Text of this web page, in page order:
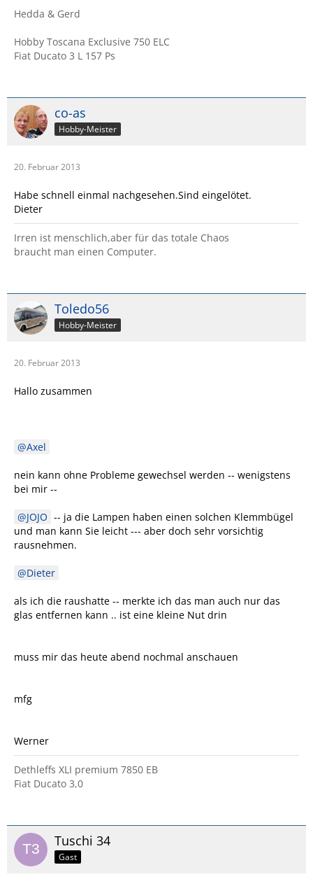
Hedda & Gerd
Hobby Toscana Exclusive 750 ELC
Fiat Ducato 3 L 157 Ps
co-as
Hobby-Meister
20. Februar 2013
Habe schnell einmal nachgesehen.Sind eingelötet.
Dieter
Irren ist menschlich,aber für das totale Chaos
braucht man einen Computer.
Toledo56
Hobby-Meister
20. Februar 2013
Hallo zusammen
Axel
nein kann ohne Probleme gewechsel werden -- wenigstens
bei mir --
JOJO -- ja die Lampen haben einen solchen Klemmbügel
und man kann Sie leicht --- aber doch sehr vorsichtig
rausnehmen.
Dieter
als ich die raushatte -- merkte ich das man auch nur das
glas entfernen kann .. ist eine kleine Nut drin
muss mir das heute abend nochmal anschauen
mfg
Werner
Dethleffs XLI premium 7850 EB
Fiat Ducato 3,0
Tuschi 34
Gast